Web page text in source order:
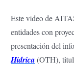
Este video de
entidades con
presentación del
Hídrica(OTH),